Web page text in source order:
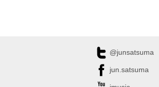
@junsatsuma
jun.satsuma